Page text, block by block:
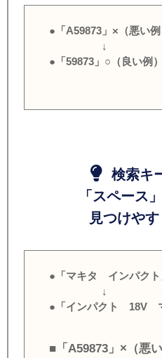
●「A59873」×（悪い例
↓
●「59873」○（良い例）
検索キ
「スペース
見つけやす
●「マキタ インパクト
↓
●「インパクト 18V
■「A59873」×（悪い